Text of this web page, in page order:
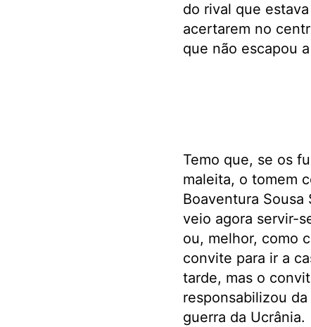
do rival que
acertarem no
que não escapou
Temo que, se os
maleita, o tomem
Boaventura Sousa
veio agora servir-
ou, melhor, como
convite para ir a
tarde, mas o
responsabilizou
guerra da Ucrânia.